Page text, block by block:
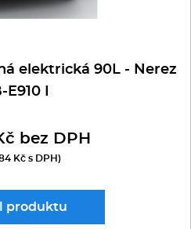
elektrická 90L - Nerez
E910 I
bez DPH
Kč s DPH)
produktu